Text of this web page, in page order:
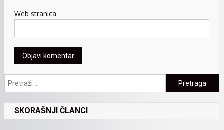
Web stranica
Pretraga:
SKORAŠNJI ČLANCI